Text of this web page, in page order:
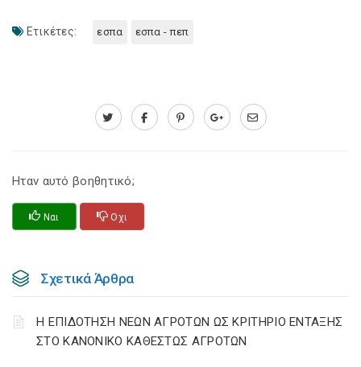
Ετικέτες: εσπα εσπα - πεπ
Ηταν αυτό βοηθητικό;
Ναι Οχι
Σχετικά Άρθρα
Η ΕΠΙΔΟΤΗΣΗ ΝΕΩΝ ΑΓΡΟΤΩΝ ΩΣ ΚΡΙΤΗΡΙΟ ΕΝΤΑΞΗΣ
ΣΤΟ ΚΑΝΟΝΙΚΟ ΚΑΘΕΣΤΩΣ ΑΓΡΟΤΩΝ